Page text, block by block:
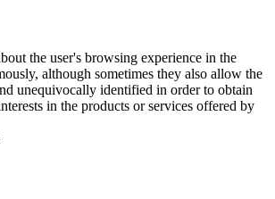
the user's browsing experience in the
although sometimes they also allow the
unequivocally identified in order to obtain
in the products or services offered by